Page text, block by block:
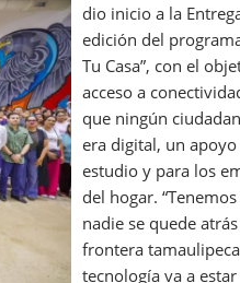
dio inicio a la
edición del
Tu Casa”, con el
acceso a
que ningún
era digital, un
estudio y para los
del hogar.
nadie se quede
frontera
tecnología va a